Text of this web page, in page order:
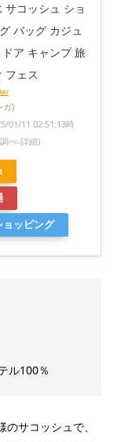
サコッシュ ショ
バッグ カジュ
ア キャンプ 旅
フェス
ガ)
01/11 02:51:13時
べ-詳細)
ッピング
ル100％
サコッシュで、